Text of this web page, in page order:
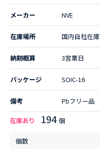
メーカー NVE
在庫場所 国内自社在庫
納期概算 3営業日
パッケージ SOIC-16
備考 Pbフリー品
在庫あり 194 個
個数